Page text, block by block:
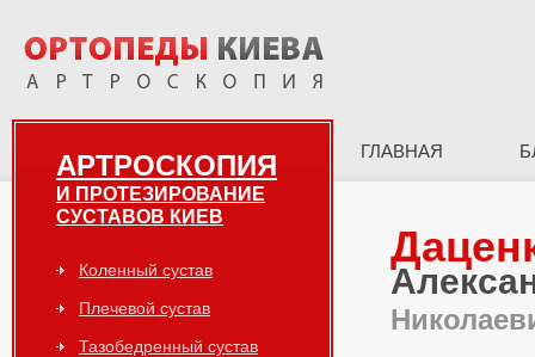
ГЛАВНАЯ
АРТРОСКОПИЯ
И ПРОТЕЗИРОВАНИЕ
СУСТАВОВ КИЕВ
Коленный сустав
Плечевой сустав
Тазобедренный сустав